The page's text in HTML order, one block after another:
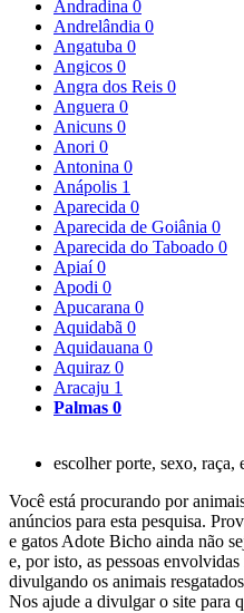
Andradina 0
Andrelândia 0
Angatuba 0
Angicos 0
Angra dos Reis 0
Anguera 0
Anicuns 0
Anori 0
Antonina 0
Anápolis 1
Aparecida 0
Aparecida de Goiânia 0
Aparecida do Taboado 0
Apiaí0
Apodi 0
Apucarana 0
Aquidabã 0
Aquidauana 0
Aquiraz 0
Aracaju 1
Palmas 0
escolher porte, sexo, raça,
Você está procurando por
anúncios para esta pesquisa.
e gatos Adote Bicho ainda não
e, por isto, as pessoas
divulgando os animais
Nos ajude a divulgar o site para